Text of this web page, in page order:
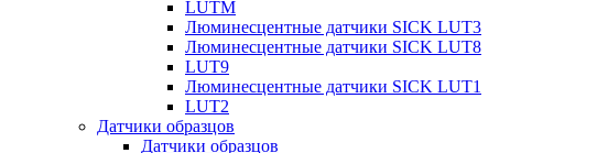
LUTM
Люминесцентные датчики SICK LUT3
Люминесцентные датчики SICK LUT8
LUT9
Люминесцентные датчики SICK LUT1
LUT2
Датчики образцов
Датчики образцов